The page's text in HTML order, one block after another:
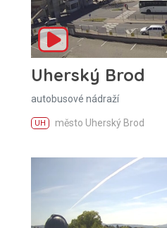
Uherský Brod
autobusové nádraží
UH město Uherský Brod